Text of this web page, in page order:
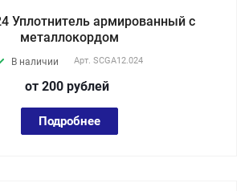
Уплотнитель армированный с
металлокордом
В наличии Арт. SCGA12.024
от 200 рублей
Подробнее